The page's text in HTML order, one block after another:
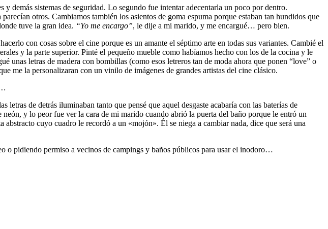
demás sistemas de seguridad. Lo segundo fue intentar adecentarla un poco por dentro.
otros. Cambiamos también los asientos de goma espuma porque estaban tan hundidos que
tuve la gran idea. “Yo me encargo”, le dije a mi marido, y me encargué… pero bien.
con cosas sobre el cine porque es un amante el séptimo arte en todas sus variantes. Cambié el
y la parte superior. Pinté el pequeño mueble como habíamos hecho con los de la cocina y le
unas letras de madera con bombillas (como esos letreros tan de moda ahora que ponen “love” o
me la personalizaran con un vinilo de imágenes de grandes artistas del cine clásico.
de detrás iluminaban tanto que pensé que aquel desgaste acabaría con las baterías de
y lo peor fue ver la cara de mi marido cuando abrió la puerta del baño porque le entró un
cuyo cuadro le recordó a un «mojón». Él se niega a cambiar nada, dice que será una
o pidiendo permiso a vecinos de campings y baños públicos para usar el inodoro…